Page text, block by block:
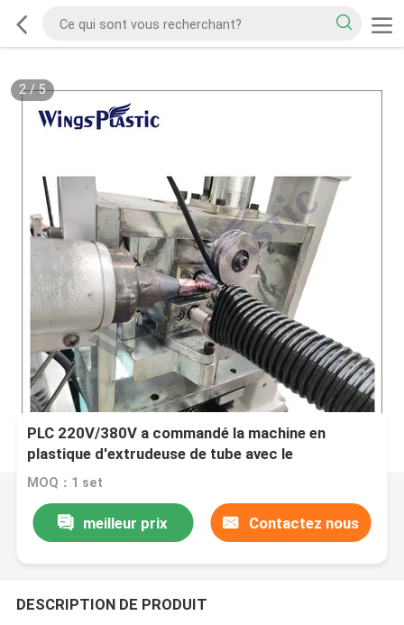
2/5
PLC 220V/380V a commandé la machine en
plastique d'extrudeuse de tube avec le
refroidissement d'air/par l'eau
MOQ：1 set
meilleur prix Contactez nous
DESCRIPTION DE PRODUIT